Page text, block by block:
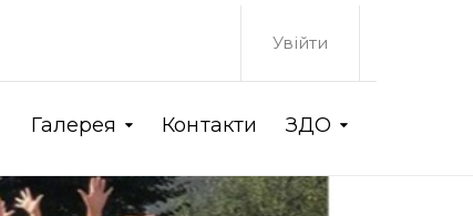
Увійти
Галерея Контакти ЗДО